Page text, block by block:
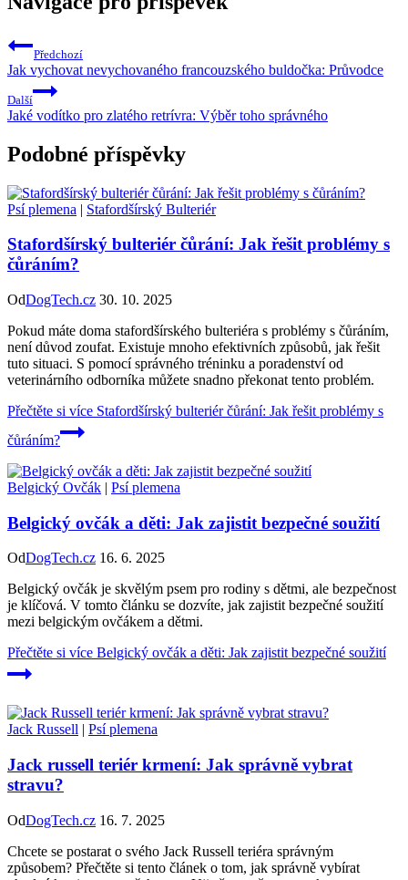
Předchozí
Jak vychovat nevychovaného francouzského buldočka: Průvodce
Další
Jaké vodítko pro zlatého retrívra: Výběr toho správného
Podobné příspěvky
Psí plemena | Stafordšírský Bulteriér
Stafordšírský bulteriér čůrání: Jak řešit problémy s
čůráním?
OdDogTech.cz 30. 10. 2025
Pokud máte doma stafordšírského bulteriéra s problémy s čůráním,
není důvod zoufat. Existuje mnoho efektivních způsobů, jak řešit
tuto situaci. S pomocí správného tréninku a poradenství od
veterinárního odborníka můžete snadno překonat tento problém.
Přečtěte si více Stafordšírský bulteriér čůrání: Jak řešit problémy s
čůráním?
Belgický Ovčák | Psí plemena
Belgický ovčák a děti: Jak zajistit bezpečné soužití
OdDogTech.cz 16. 6. 2025
Belgický ovčák je skvělým psem pro rodiny s dětmi, ale bezpečnost
je klíčová. V tomto článku se dozvíte, jak zajistit bezpečné soužití
mezi belgickým ovčákem a dětmi.
Přečtěte si více Belgický ovčák a děti: Jak zajistit bezpečné soužití
Jack Russell | Psí plemena
Jack russell teriér krmení: Jak správně vybrat
stravu?
OdDogTech.cz 16. 7. 2025
Chcete se postarat o svého Jack Russell teriéra správným
způsobem? Přečtěte si tento článek o tom, jak správně vybírat